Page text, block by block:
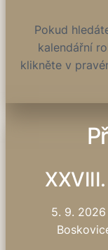
Pokud
kalendářní
klikněte v
5. 9. 2026